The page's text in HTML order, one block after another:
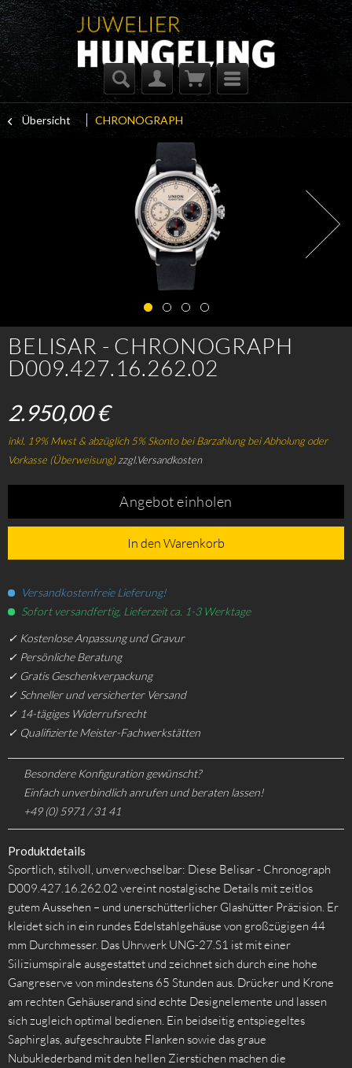
Übersicht CHRONOGRAPH
BELISAR - CHRONOGRAPH
D009.427.16.262.02
2.950,00 €
inkl. 19% Mwst & abzüglich 5% Skonto bei Barzahlung bei Abholung oder
Vorkasse (Überweisung)zzgl.Versandkosten
Angebot einholen
In den Warenkorb
Versandkostenfreie Lieferung!
Sofort versandfertig, Lieferzeit ca. 1-3 Werktage
✓ Kostenlose Anpassung und Gravur
✓ Persönliche Beratung
✓ Gratis Geschenkverpackung
✓ Schneller und versicherter Versand
✓ 14-tägiges Widerrufsrecht
✓ Qualifizierte Meister-Fachwerkstätten
Besondere Konfiguration gewünscht?
Einfach unverbindlich anrufen und beraten lassen!
+49 (0) 5971 / 31 41
Produktdetails
Sportlich, stilvoll, unverwechselbar: Diese Belisar - Chronograph
D009.427.16.262.02 vereint nostalgische Details mit zeitlos
gutem Aussehen – und unerschütterlicher Glashütter Präzision. Er
kleidet sich in ein rundes Edelstahlgehäuse von großzügigen 44
mm Durchmesser. Das Uhrwerk UNG-27.S1 ist mit einer
Siliziumspirale ausgestattet und zeichnet sich durch eine hohe
Gangreserve von mindestens 65 Stunden aus. Drücker und Krone
am rechten Gehäuserand sind echte Designelemente und lassen
sich zugleich optimal bedienen. Ein beidseitig entspiegeltes
Saphirglas, aufgeschraubte Flanken sowie das graue
Nubuklederband mit den hellen Zierstichen machen die